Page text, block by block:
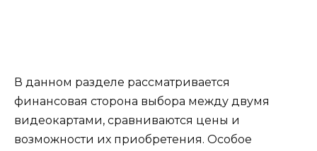
В данном разделе рассматривается
финансовая сторона выбора между двумя
видеокартами, сравниваются цены и
возможности их приобретения. Особое